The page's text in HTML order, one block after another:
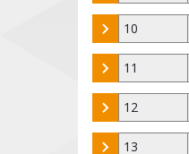
10
11
12
13